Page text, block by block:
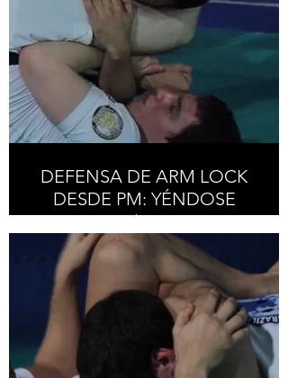
DEFENSA DE ARM LOCK
DESDE PM: YÉNDOSE
ENCIMA / ARM LOCK
FROM MP DEFENSE:
GOING ON TOP